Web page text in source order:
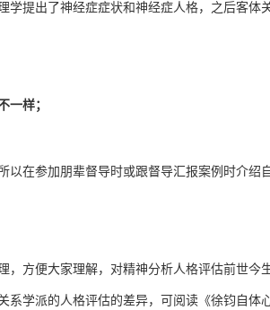
学提出了神经症症状和神经症人格，之后客体
一样；
以在参加朋辈督导时或跟督导汇报案例时介绍
，方便大家理解，对精神分析人格评估前世今
系学派的人格评估的差异，可阅读《徐钧自体